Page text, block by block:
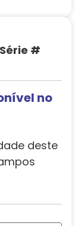
#
no
deste